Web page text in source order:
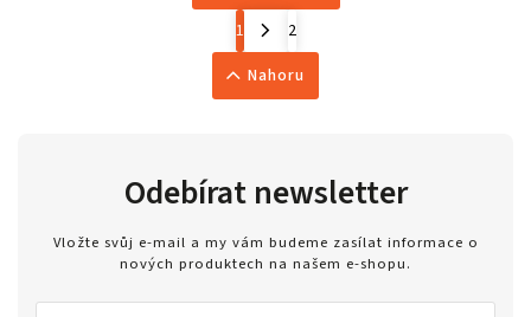
1
2
Nahoru
Odebírat newsletter
Vložte svůj e-mail a my vám budeme zasílat informace o
nových produktech na našem e-shopu.